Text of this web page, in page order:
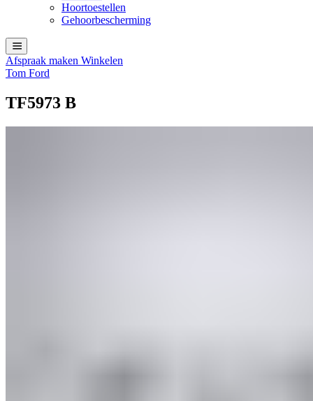
Hoortoestellen
Gehoorbescherming
Afspraak maken Winkelen
Tom Ford
TF5973 B